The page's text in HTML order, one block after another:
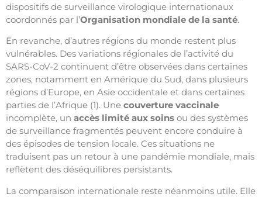
dispositifs de surveillance virologique internationaux
coordonnés par l’Organisation mondiale de la santé.
En revanche, d’autres régions du monde restent plus
vulnérables. Des variations régionales de l’activité du
SARS-CoV-2 continuent d’être observées dans certaines
zones, notamment en Amérique du Sud, dans plusieurs
régions d’Europe, en Asie occidentale et dans certaines
parties de l’Afrique (1). Une couverture vaccinale
incomplète, un accès limité aux soins ou des systèmes
de surveillance fragmentés peuvent encore conduire à
des épisodes de tension locale. Ces situations ne
traduisent pas un retour à une pandémie mondiale, mais
reflètent des déséquilibres persistants.
La comparaison internationale reste néanmoins utile. Elle